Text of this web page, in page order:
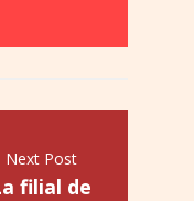
Next Post
filial de